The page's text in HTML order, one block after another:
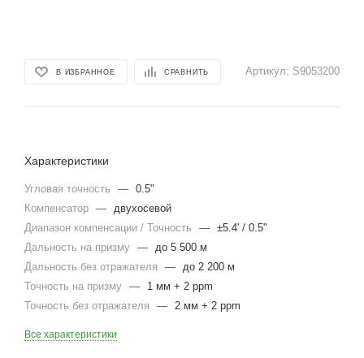
В ИЗБРАННОЕ СРАВНИТЬ Артикул: S9053200
Характеристики
Угловая точность — 0.5"
Компенсатор — двухосевой
Диапазон компенсации / Точность
— ±5.4' / 0.5"
Дальность на призму — до 5 500 м
Дальность без отражателя
— до 2 200 м
Точность на призму —
1 мм + 2 ppm
Точность без отражателя
— 2 мм + 2 ppm
Все характеристики